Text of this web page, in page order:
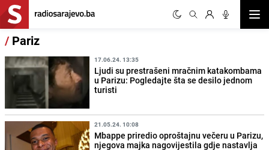
/ Pariz
17.06.24. 13:35
Ljudi su prestrašeni mračnim katakombama
u Parizu: Pogledajte šta se desilo jednom
turisti
21.05.24. 10:08
Mbappe priredio oproštajnu večeru u Parizu,
njegova majka nagovijestila gdje nastavlja